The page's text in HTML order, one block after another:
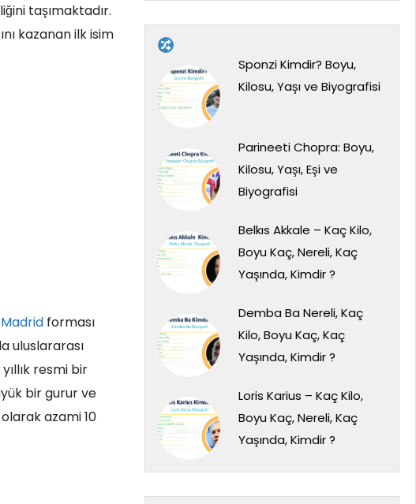
taşımaktadır.
kazanan ilk isim
forması
uluslararası
resmi bir
bir gurur ve
azami 10
Sponzi Kimdir? Boyu,
Kilosu, Yaşı ve Biyografisi
Parineeti Chopra: Boyu,
Kilosu, Yaşı, Eşi ve
Biyografisi
Belkıs Akkale – Kaç Kilo,
Boyu Kaç, Nereli, Kaç
Yaşında, Kimdir ?
Demba Ba Nereli, Kaç
Kilo, Boyu Kaç, Kaç
Yaşında, Kimdir ?
Loris Karius – Kaç Kilo,
Boyu Kaç, Nereli, Kaç
Yaşında, Kimdir ?